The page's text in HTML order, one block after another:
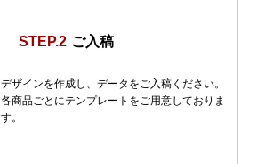
STEP.2 ご入稿
デザインを作成し、データをご入稿ください。
各商品ごとにテンプレートをご用意しておりま
す。